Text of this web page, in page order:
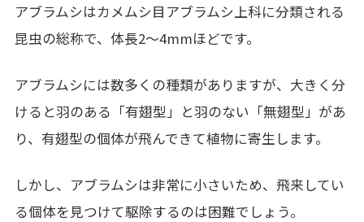
アブラムシはカメムシ目アブラムシ上科に分類される
昆虫の総称で、体長2～4mmほどです。
アブラムシには数多くの種類がありますが、大きく分
けると羽のある「有翅型」と羽のない「無翅型」があ
り、有翅型の個体が飛んできて植物に寄生します。
しかし、アブラムシは非常に小さいため、飛来してい
る個体を見つけて駆除するのは困難でしょう。